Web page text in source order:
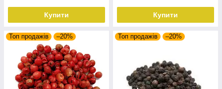
Купити Купити
Топ продажів –20% Топ продажів –20%